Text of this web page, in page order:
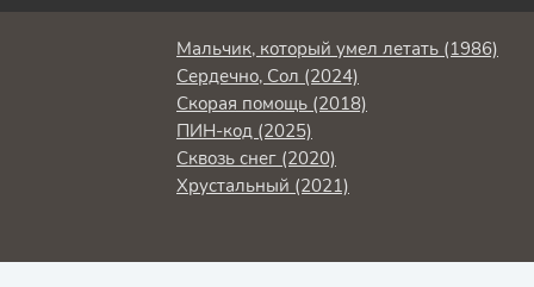
Мальчик, который умел летать (1986)
Сердечно, Сол (2024)
Скорая помощь (2018)
ПИН-код (2025)
Сквозь снег (2020)
Хрустальный (2021)